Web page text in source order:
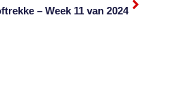
– Week 11 van 2024